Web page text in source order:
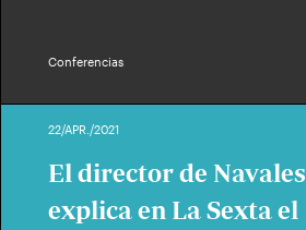
Conferencias
22/APR./2021
El director de Navales
explica en La Sexta el